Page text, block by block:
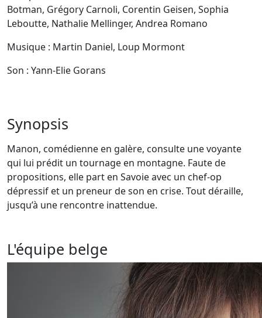
Botman, Grégory Carnoli, Corentin Geisen, Sophia
Leboutte, Nathalie Mellinger, Andrea Romano
Musique : Martin Daniel, Loup Mormont
Son : Yann-Elie Gorans
Synopsis
Manon, comédienne en galère, consulte une voyante
qui lui prédit un tournage en montagne. Faute de
propositions, elle part en Savoie avec un chef-op
dépressif et un preneur de son en crise. Tout déraille,
jusqu’à une rencontre inattendue.
L'équipe belge